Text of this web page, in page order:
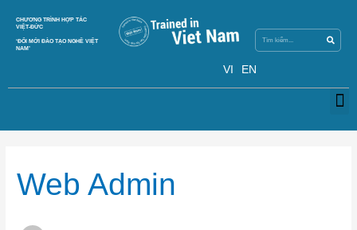
content
CHƯƠNG TRÌNH HỢP TÁC
VIỆT-ĐỨC
‘ĐỔI MỚI ĐÀO TẠO NGHỀ VIỆT
NAM’
VI EN
Web Admin